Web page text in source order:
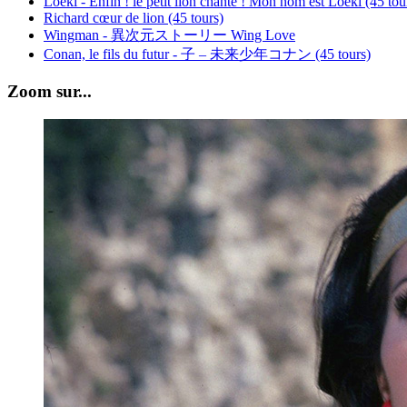
Richard cœur de lion (45 tours)
Wingman - 異次元ストーリー Wing Love
Conan, le fils du futur - 子 – 未来少年コナン (45 tours)
Zoom sur...